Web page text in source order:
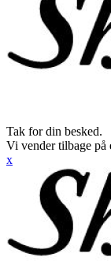
Tak for din besked.
Vi vender tilbage på
x